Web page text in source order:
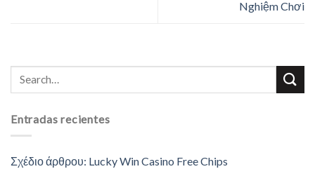
Nghiệm Chơi
Entradas recientes
Σχέδιο άρθρου: Lucky Win Casino Free Chips